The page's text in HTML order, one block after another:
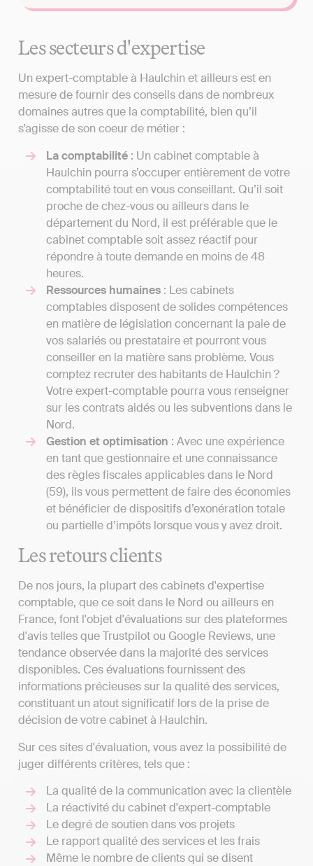
Les secteurs d'expertise
Un expert-comptable à Haulchin et ailleurs est en
mesure de fournir des conseils dans de nombreux
domaines autres que la comptabilité, bien qu’il
s’agisse de son coeur de métier :
La comptabilité : Un cabinet comptable à
Haulchin pourra s’occuper entièrement de votre
comptabilité tout en vous conseillant. Qu’il soit
proche de chez-vous ou ailleurs dans le
département du Nord, il est préférable que le
cabinet comptable soit assez réactif pour
répondre à toute demande en moins de 48
heures.
Ressources humaines : Les cabinets
comptables disposent de solides compétences
en matière de législation concernant la paie de
vos salariés ou prestataire et pourront vous
conseiller en la matière sans problème. Vous
comptez recruter des habitants de Haulchin ?
Votre expert-comptable pourra vous renseigner
sur les contrats aidés ou les subventions dans le
Nord.
Gestion et optimisation : Avec une expérience
en tant que gestionnaire et une connaissance
des règles fiscales applicables dans le Nord
(59), ils vous permettent de faire des économies
et bénéficier de dispositifs d’exonération totale
ou partielle d’impôts lorsque vous y avez droit.
Les retours clients
De nos jours, la plupart des cabinets d'expertise
comptable, que ce soit dans le Nord ou ailleurs en
France, font l'objet d'évaluations sur des plateformes
d'avis telles que Trustpilot ou Google Reviews, une
tendance observée dans la majorité des services
disponibles. Ces évaluations fournissent des
informations précieuses sur la qualité des services,
constituant un atout significatif lors de la prise de
décision de votre cabinet à Haulchin.
Sur ces sites d'évaluation, vous avez la possibilité de
juger différents critères, tels que :
La qualité de la communication avec la clientèle
La réactivité du cabinet d'expert-comptable
Le degré de soutien dans vos projets
Le rapport qualité des services et les frais
Même le nombre de clients qui se disent